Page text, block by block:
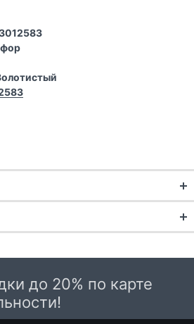
области
доставка курьером до
до 20% по карте